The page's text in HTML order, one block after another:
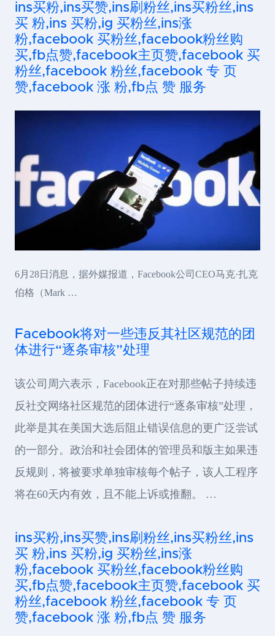
ins买粉,ins买赞,ins刷粉丝,ins买粉丝,ins
买 粉,ins 买粉,ig 买粉丝,ins涨
粉,facebook 买粉丝,facebook粉丝购
买,fb点赞,facebook主页赞,facebook 买
粉丝,facebook 粉丝,facebook 专 页
赞,facebook 涨 粉,fb点 赞 服务
6月28日消息，据外媒报道，Facebook公司CEO马克·扎克
伯格（Mark …
Facebook将对一些违反其社区规范的团
体进行“逐条审核”处理
该公司周六表示，Facebook正在对那些帖子持续违
反社交网络社区规范的团体进行“逐条审核”处理，
此举是其在美国大选后阻止错误信息的更广泛尝试
的一部分。政治和社会团体的管理员和版主如果违
反规则，将被要求单独审核每个帖子，该人工程序
将在60天内有效，且不能上诉或推翻。 …
ins买粉,ins买赞,ins刷粉丝,ins买粉丝,ins
买 粉,ins 买粉,ig 买粉丝,ins涨
粉,facebook 买粉丝,facebook粉丝购
买,fb点赞,facebook主页赞,facebook 买
粉丝,facebook 粉丝,facebook 专 页
赞,facebook 涨 粉,fb点 赞 服务